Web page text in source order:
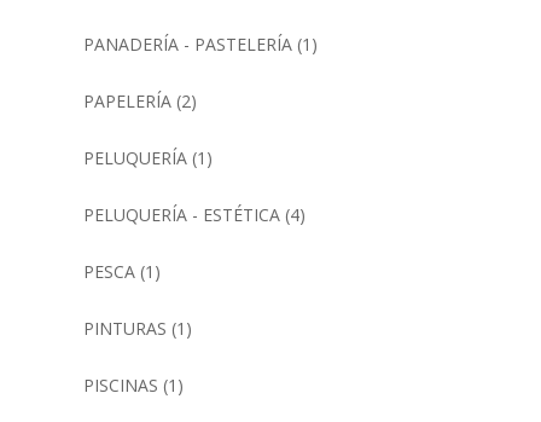
PANADERÍA - PASTELERÍA(1)
PAPELERÍA(2)
PELUQUERÍA(1)
PELUQUERÍA - ESTÉTICA(4)
PESCA(1)
PINTURAS (1)
PISCINAS (1)